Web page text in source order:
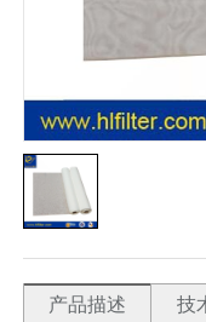
产品描述 技